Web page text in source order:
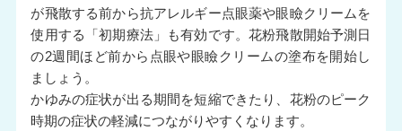
が飛散する前から抗アレルギー点眼薬や眼瞼クリームを
使用する「初期療法」も有効です。花粉飛散開始予測日
の2週間ほど前から点眼や眼瞼クリームの塗布を開始し
ましょう。
かゆみの症状が出る期間を短縮できたり、花粉のピーク
時期の症状の軽減につながりやすくなります。